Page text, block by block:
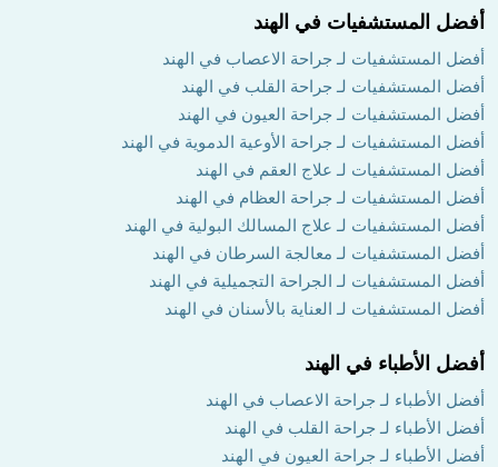
أفضل المستشفيات في الهند
أفضل المستشفيات لـ جراحة الاعصاب في الهند
أفضل المستشفيات لـ جراحة القلب في الهند
أفضل المستشفيات لـ جراحة العيون في الهند
أفضل المستشفيات لـ جراحة الأوعية الدموية في الهند
أفضل المستشفيات لـ علاج العقم في الهند
أفضل المستشفيات لـ جراحة العظام في الهند
أفضل المستشفيات لـ علاج المسالك البولية في الهند
أفضل المستشفيات لـ معالجة السرطان في الهند
أفضل المستشفيات لـ الجراحة التجميلية في الهند
أفضل المستشفيات لـ العناية بالأسنان في الهند
أفضل الأطباء في الهند
أفضل الأطباء لـ جراحة الاعصاب في الهند
أفضل الأطباء لـ جراحة القلب في الهند
أفضل الأطباء لـ جراحة العيون في الهند